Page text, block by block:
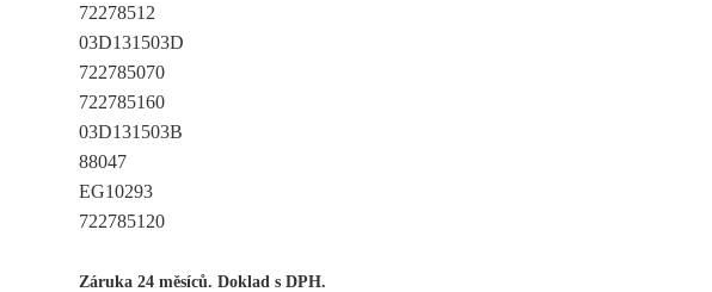
72278512
03D131503D
722785070
722785160
03D131503B
88047
EG10293
722785120
Záruka 24 měsíců. Doklad s DPH.